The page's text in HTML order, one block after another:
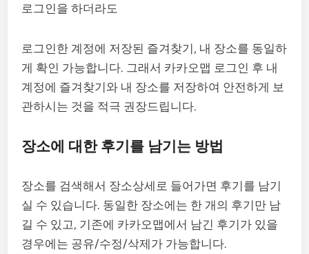
로그인을 하더라도
로그인한 계정에 저장된 즐겨찾기, 내 장소를 동일하
게 확인 가능합니다. 그래서 카카오맵 로그인 후 내
계정에 즐겨찾기와 내 장소를 저장하여 안전하게 보
관하시는 것을 적극 권장드립니다.
장소에 대한 후기를 남기는 방법
장소를 검색해서 장소상세로 들어가면 후기를 남기
실 수 있습니다. 동일한 장소에는 한 개의 후기만 남
길 수 있고, 기존에 카카오맵에서 남긴 후기가 있을
경우에는 공유/수정/삭제가 가능합니다.